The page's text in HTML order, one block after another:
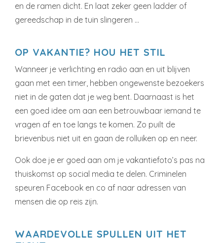
en de ramen dicht. En laat zeker geen ladder of
gereedschap in de tuin slingeren …
OP VAKANTIE? HOU HET STIL
Wanneer je verlichting en radio aan en uit blijven
gaan met een timer, hebben ongewenste bezoekers
niet in de gaten dat je weg bent. Daarnaast is het
een goed idee om aan een betrouwbaar iemand te
vragen af en toe langs te komen. Zo puilt de
brievenbus niet uit en gaan de rolluiken op en neer.
Ook doe je er goed aan om je vakantiefoto’s pas na
thuiskomst op social media te delen. Criminelen
speuren Facebook en co af naar adressen van
mensen die op reis zijn.
WAARDEVOLLE SPULLEN UIT HET